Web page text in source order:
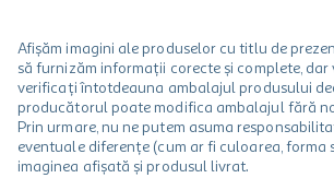
Afișăm imagini ale produselor cu titlu de
să furnizăm informații corecte și complete, dar
verificați întotdeauna ambalajul produsului
producătorul poate modifica ambalajul fără
Prin urmare, nu ne putem asuma
eventuale diferențe (cum ar fi culoarea, forma
imaginea afișată și produsul livrat.